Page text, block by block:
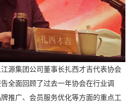
源集团公司董事长扎西才吉代表协会
全面回顾了过去一年协会在行业调
推广、会员服务优化等方面的重点工